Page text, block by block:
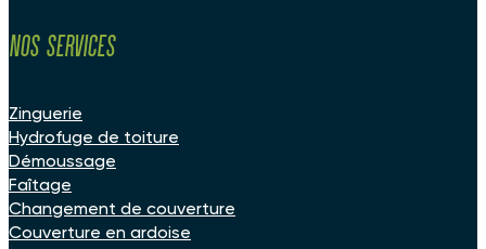
Nos services
Zinguerie
Hydrofuge de toiture
Démoussage
Faîtage
Changement de couverture
Couverture en ardoise